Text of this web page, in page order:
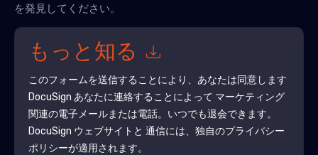
を発見してください。
もっと知る
このフォームを送信することにより、あなたは同意します
DocuSign あなたに連絡することによって マーケティング
関連の電子メールまたは電話。いつでも退会できます。
DocuSign ウェブサイトと 通信には、独自のプライバシー
ポリシーが適用されます。